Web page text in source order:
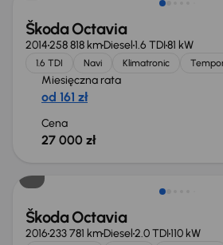
Škoda Octavia
2014258 818 kmDiesel1.6 TDI81 kW
1.6 TDI Navi Klimatronic
Miesięczna rata
od 161 zł
Cena
27 000 zł
Škoda Octavia
2016233 781 kmDiesel2.0 TDI110 kW